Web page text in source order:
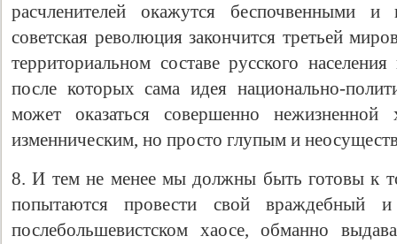
расчленителей окажутся беспочвенными
советская революция закончится третьей
территориальном составе русского
после которых сама идея национально-
может оказаться совершенно
изменническим, но просто глупым и
8. И тем не менее мы должны быть готовы к
попытаются провести свой
послебольшевистском хаосе, обманно